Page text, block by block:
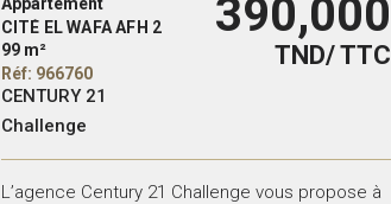
CITÉ EL WAFA AFH 2
99 m²
Réf: 966760
CENTURY 21
Challenge
390,000
TND/ TTC
L’agence Century 21 Challenge vous propose à